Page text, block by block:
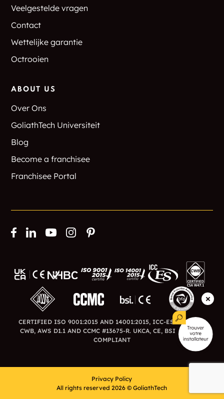
Veelgestelde vragen
Contact
Wettelijke garantie
Octrooien
ABOUT US
Over Ons
GoliathTech Universiteit
Blog
Become a franchisee
Franchisee Portal
CERTIFIED ISO 9001:2015 AND 14001:2015, ICC-ES ESR-3726,
CWB, AWS D1.1 AND CCMC #13675-R. UKCA, CE, BSI AND BFA
COMPLIANT
Privacy Policy
All rights reserved 2026 © GoliathTech